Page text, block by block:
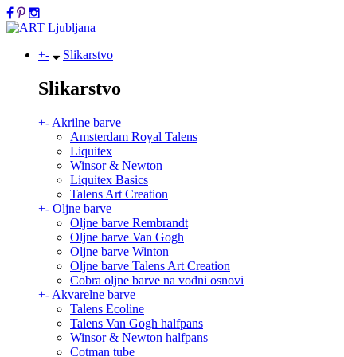
+- Slikarstvo
Slikarstvo
+- Akrilne barve
Amsterdam Royal Talens
Liquitex
Winsor & Newton
Liquitex Basics
Talens Art Creation
+- Oljne barve
Oljne barve Rembrandt
Oljne barve Van Gogh
Oljne barve Winton
Oljne barve Talens Art Creation
Cobra oljne barve na vodni osnovi
+- Akvarelne barve
Talens Ecoline
Talens Van Gogh halfpans
Winsor & Newton halfpans
Cotman tube